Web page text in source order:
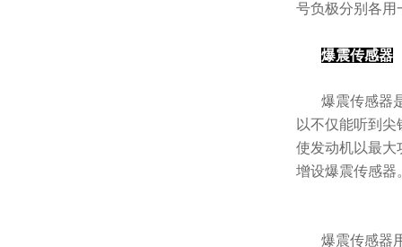
号负极分别各用
爆震传感器
爆震传感器
以不仅能听到
使发动机以最大
增设爆震传感器
爆震传感器